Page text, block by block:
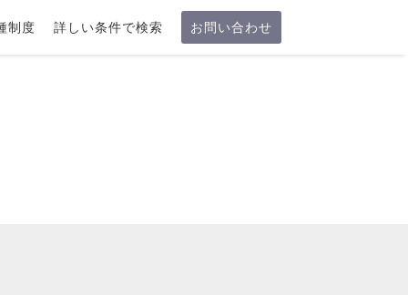
制度 詳しい条件で検索 お問い合わせ